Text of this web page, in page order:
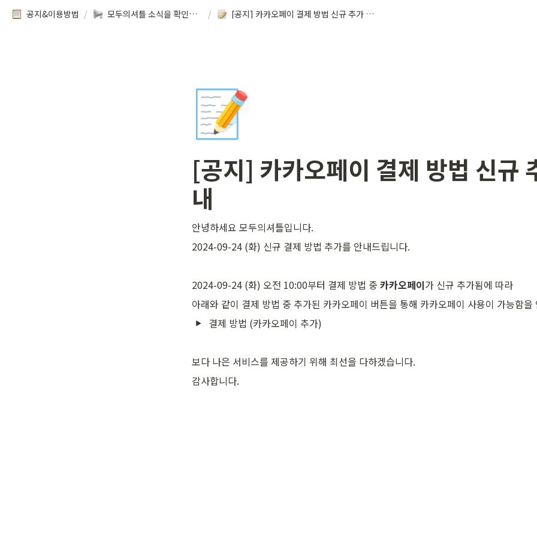
공지&이용방법 / 모두의셔틀 소식을 확인해보세요! / [공지] 카카오페이 결제 방법 신규 추가 안내
📝
[공지] 카카오페이 결제 방법 신규
내
안녕하세요 모두의셔틀입니다.
2024-09-24 (화) 신규 결제 방법 추가를 안내드립니다.
2024-09-24 (화) 오전 10:00부터 결제 방법 중 카카오페이가 신규 추가됨에 따라
아래와 같이 결제 방법 중 추가된 카카오페이 버튼을 통해 카카오페이 사용이 가능함을
결제 방법 (카카오페이 추가)
보다 나은 서비스를 제공하기 위해 최선을 다하겠습니다.
감사합니다.